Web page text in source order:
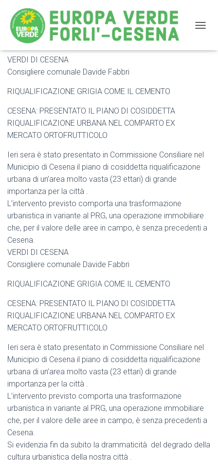
RIQUALIFICAZIONE GRIGIA COME IL CEMENTO
VERDI DI CESENA
Consigliere comunale Davide Fabbri
RIQUALIFICAZIONE GRIGIA COME IL CEMENTO
CESENA: PRESENTATO IL PIANO DI COSIDDETTA
RIQUALIFICAZIONE URBANA NEL COMPARTO EX
MERCATO ORTOFRUTTICOLO
Ieri sera è stato presentato in Commissione Consiliare nel
Municipio di Cesena il piano di cosiddetta riqualificazione
urbana di un’area molto vasta (23 ettari) di grande
importanza per la città .
L’intervento previsto comporta una trasformazione
urbanistica in variante al PRG, una operazione immobiliare
che, per il valore delle aree in campo, è senza precedenti a
Cesena.
VERDI DI CESENA
Consigliere comunale Davide Fabbri
RIQUALIFICAZIONE GRIGIA COME IL CEMENTO
CESENA: PRESENTATO IL PIANO DI COSIDDETTA
RIQUALIFICAZIONE URBANA NEL COMPARTO EX
MERCATO ORTOFRUTTICOLO
Ieri sera è stato presentato in Commissione Consiliare nel
Municipio di Cesena il piano di cosiddetta riqualificazione
urbana di un’area molto vasta (23 ettari) di grande
importanza per la città .
L’intervento previsto comporta una trasformazione
urbanistica in variante al PRG, una operazione immobiliare
che, per il valore delle aree in campo, è senza precedenti a
Cesena.
Si evidenzia fin da subito la drammaticità del degrado della
cultura urbanistica della nostra città .